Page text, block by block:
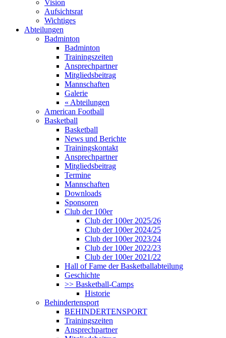
Vision
Aufsichtsrat
Wichtiges
Abteilungen
Badminton
Badminton
Trainingszeiten
Ansprechpartner
Mitgliedsbeitrag
Mannschaften
Galerie
« Abteilungen
American Football
Basketball
Basketball
News und Berichte
Trainingskontakt
Ansprechpartner
Mitgliedsbeitrag
Termine
Mannschaften
Downloads
Sponsoren
Club der 100er
Club der 100er 2025/26
Club der 100er 2024/25
Club der 100er 2023/24
Club der 100er 2022/23
Club der 100er 2021/22
Hall of Fame der Basketballabteilung
Geschichte
>> Basketball-Camps
Historie
Behindertensport
BEHINDERTENSPORT
Trainingszeiten
Ansprechpartner